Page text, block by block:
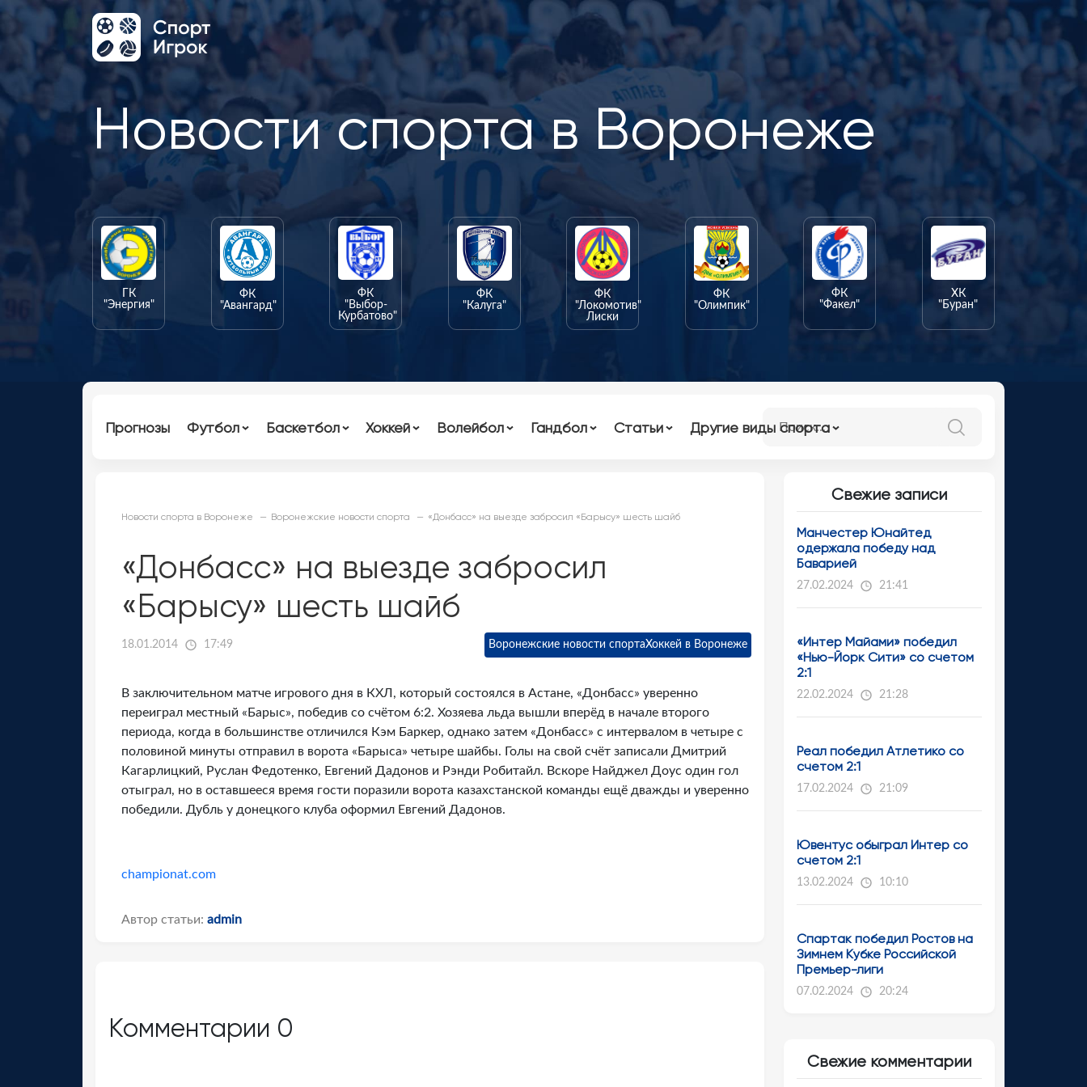
Новости спорта в Воронеже
ГК
"Энергия"
ФК
"Авангард"
ФК
"Выбор-
Курбатово"
ФК
"Калуга"
ФК
"Локомотив"
Лиски
ФК
"Олимпик"
ФК
"Факел"
ХК
"Буран"
Прогнозы Футбол Баскетбол Хоккей Волейбол Гандбол Статьи Другие виды спорта
Новости спорта в Воронеже Воронежские новости спорта «Донбасс» на выезде забросил «Барысу» шесть шайб
«Донбасс» на выезде забросил
«Барысу» шесть шайб
18.01.2014 17:49 Воронежские новости спортаХоккей в Воронеже
В заключительном матче игрового дня в КХЛ, который состоялся в Астане, «Донбасс» уверенно
переиграл местный «Барыс», победив со счётом 6:2. Хозяева льда вышли вперёд в начале второго
периода, когда в большинстве отличился Кэм Баркер, однако затем «Донбасс» с интервалом в четыре с
половиной минуты отправил в ворота «Барыса» четыре шайбы. Голы на свой счёт записали Дмитрий
Кагарлицкий, Руслан Федотенко, Евгений Дадонов и Рэнди Робитайл. Вскоре Найджел Доус один гол
отыграл, но в оставшееся время гости поразили ворота казахстанской команды ещё дважды и уверенно
победили. Дубль у донецкого клуба оформил Евгений Дадонов.
championat.com
Автор статьи: admin
Комментарии 0
Свежие записи
Манчестер Юнайтед
одержала победу над
Баварией
27.02.2024 21:41
«Интер Майами» победил
«Нью-Йорк Сити» со счетом
2:1
22.02.2024 21:28
Реал победил Атлетико со
счетом 2:1
17.02.2024 21:09
Ювентус обыграл Интер со
счетом 2:1
13.02.2024 10:10
Спартак победил Ростов на
Зимнем Кубке Российской
Премьер-лиги
07.02.2024 20:24
Свежие комментарии